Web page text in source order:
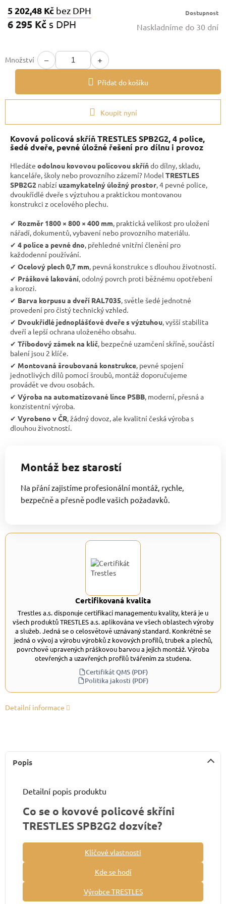
5 202,48 Kč bez DPH
6 295 Kč s DPH
Dostupnost
Naskladníme do 30 dní
Množství − +
Přidat do košíku
Koupit nyní
Kovová policová skříň TRESTLES SPB2G2, 4 police,
šedé dveře, pevné úložné řešení pro dílnu i provoz
Hledáte odolnou kovovou policovou skříňdo dílny, skladu,
kanceláře, školy nebo provozního zázemí? Model TRESTLES
SPB2G2 nabízí uzamykatelný úložný prostor, 4 pevné police,
dvoukřídlé dveře s výztuhou a praktickou montovanou
konstrukci z ocelového plechu.
✔︎ Rozměr 1800 × 800 × 400 mm, praktická velikost pro uložení
nářadí, dokumentů, vybavení nebo provozního materiálu.
✔︎ 4 police a pevné dno, přehledné vnitřní členění pro
každodenní používání.
✔︎ Ocelový plech 0,7 mm, pevná konstrukce s dlouhou životností.
✔︎ Práškové lakování, odolný povrch proti běžnému opotřebení
a korozi.
✔︎ Barva korpusu a dveří RAL7035, světle šedé jednotné
provedení pro čistý technický vzhled.
✔︎ Dvoukřídlé jednoplášťové dveře s výztuhou, vyšší stabilita
dveří a lepší ochrana uloženého obsahu.
✔︎ Tříbodový zámek na klíč, bezpečné uzamčení skříně, součástí
balení jsou 2 klíče.
✔︎ Montovaná šroubovaná konstrukce, pevné spojení
jednotlivých dílů pomocí šroubů, montáž doporučujeme
provádět ve dvou osobách.
✔︎ Výroba na automatizované lince PSBB, moderní, přesná a
konzistentní výroba.
✔︎ Vyrobeno v ČR, žádný dovoz, ale kvalitní česká výroba s
dlouhou životností.
Montáž bez starostí
Na přání zajistíme profesionální montáž, rychle,
bezpečně a přesně podle vašich požadavků.
Certifikovaná kvalita
Trestles a.s. disponuje certifikací managementu kvality, která je u
všech produktů TRESTLES a.s. aplikována ve všech oblastech výroby
a služeb. Jedná se o celosvětově uznávaný standard. Konkrétně se
jedná o vývoj a výrobu výrobků z kovových profilů, trubek a plechů,
povrchově upravených práškovou barvou a jejich montáž. Výroba
otevřených a uzavřených profilů tvářením za studena.
Certifikát QMS (PDF)
Politika jakosti (PDF)
Detailní informace
Popis
Detailní popis produktu
Co se o kovové policové skříni
TRESTLES SPB2G2 dozvíte?
Klíčové vlastnosti
Kde se hodí
Výrobce TRESTLES